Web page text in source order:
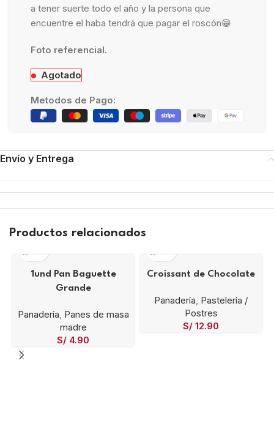
a tener suerte todo el año y la persona que
encuentre el haba tendrá que pagar el roscón😁
Foto referencial.
Agotado
Metodos de Pago:
Envío y Entrega
Productos relacionados
1und Pan Baguette
Grande
Panadería, Panes de masa
madre
S/ 4.90
Croissant de Chocolate
Panadería, Pastelería /
Postres
S/ 12.90